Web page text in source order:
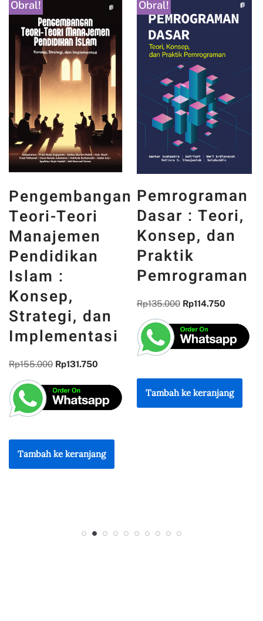
Pemrograman
Dasar : Teori,
Konsep, dan
Praktik
Pemrograman
Rp135.000 114.750
Tambah ke keranjang
DAN
MEMORI,
DAN
Rp300.000 Rp